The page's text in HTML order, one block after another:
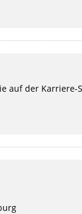
auf der Karriere-